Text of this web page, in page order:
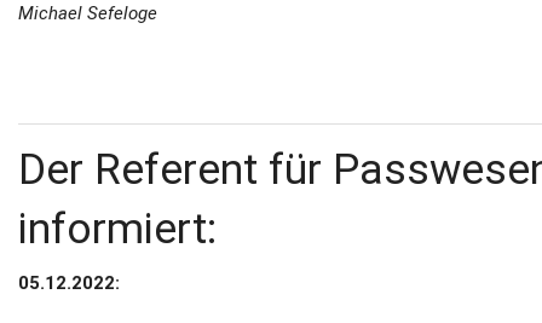
Michael Sefeloge
Der Referent für
informiert:
05.12.2022: